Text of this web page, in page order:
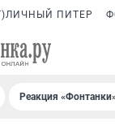
ПИТЕР
Реакция